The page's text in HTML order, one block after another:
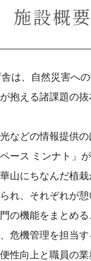
施設概要
は、自然災害へ
抱える諸課題の
などの情報提供
ース ミンナト」
山にちなんだ植
れ、それぞれが
の機能をまとめ
危機管理を担当
性向上と職員の